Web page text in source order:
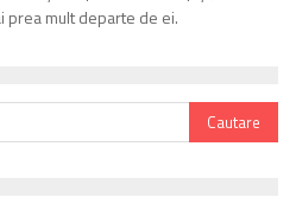
prea mult departe de ei.